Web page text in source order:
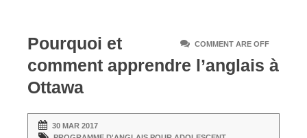
COMMENT ARE OFF
Pourquoi et
comment apprendre l’anglais à
Ottawa
30 MAR 2017